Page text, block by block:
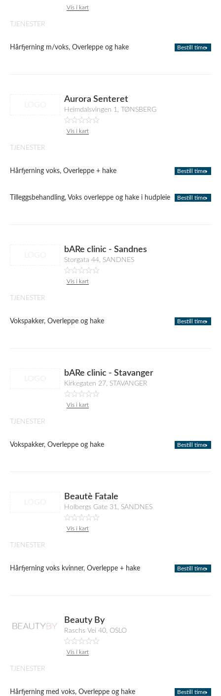
Vis i kart
TJENESTER
Hårfjerning m/voks, Overleppe og hake Bestill time
Aurora Senteret
Heimdalsvingen 1, TØNSBERG
Vis i kart
TJENESTER
Hårfjerning voks, Overleppe + hake Bestill time
Tilleggsbehandling, Voks overleppe og hake i hudpleie Bestill time
bARe clinic - Sandnes
Storgata 44, SANDNES
Vis i kart
TJENESTER
Vokspakker, Overleppe og hake Bestill time
bARe clinic - Stavanger
Kirkegaten 27, STAVANGER
Vis i kart
TJENESTER
Vokspakker, Overleppe og hake Bestill time
Beautè Fatale
Holbergs Gate 31, SANDNES
Vis i kart
TJENESTER
Hårfjerning voks kvinner, Overleppe + hake Bestill time
Beauty By
Raschs Vei 40, OSLO
Vis i kart
TJENESTER
Hårfjerning med voks, Overleppe og hake Bestill time